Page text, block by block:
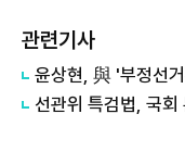
관련기사